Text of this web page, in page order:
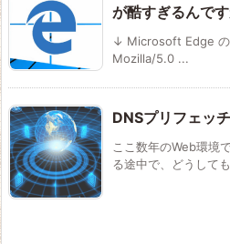
が酷すぎるんで
↓ Microsoft Edge の
Mozilla/5.0 ...
DNSプリフェッ
ここ数年のWeb環境
る途中で、どうして